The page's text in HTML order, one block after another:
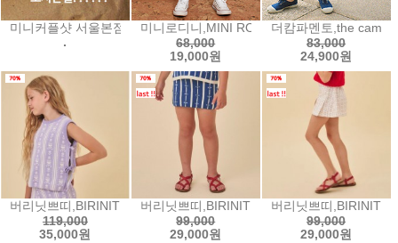
미니커플샷 서울본점미니커플샷 진주점오시는길...
.
미니로디니,MINI RODINI Houndstooth
68,000
19,000원
더캄파멘토,the
83,000
24,900원
버리닛쁘띠,BIRINIT PETIT Lilly Flower vest / Chaleco Flor Lila민소
119,000
35,000원
버리닛쁘띠,BIRINIT PETIT Marine Flower
99,000
29,000원
버리닛쁘띠,BIRINIT
99,000
29,000원